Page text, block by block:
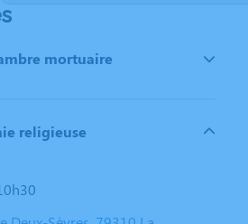
mortuaire
religieuse